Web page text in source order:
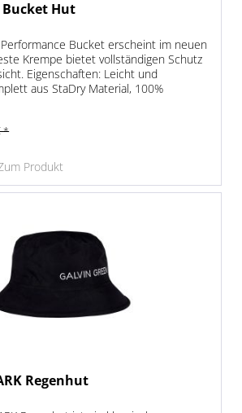
Hut
Bucket erscheint im neuen
Krempe bietet vollständigen Schutz
Eigenschaften: Leicht und
aus StaDry Material, 100%
*
Produkt
Regenhut